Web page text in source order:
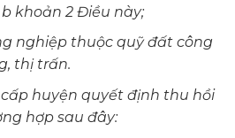
khoản 2 Điều này;
nghiệp thuộc quỹ đất công
thị trấn.
huyện quyết định thu hồi
hợp sau đây: